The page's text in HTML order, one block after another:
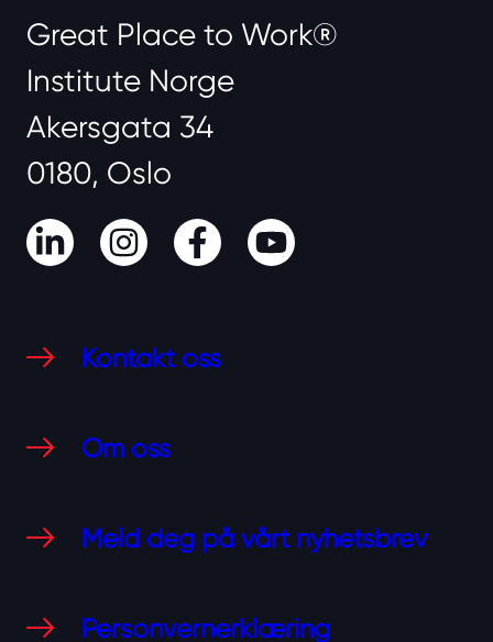
Great Place to Work®
Institute Norge
Akersgata 34
0180, Oslo
LinkedInInstagram
FacebookYoutube
Kontakt oss
Om oss
Meld deg på vårt nyhetsbrev
Personvernerklæring